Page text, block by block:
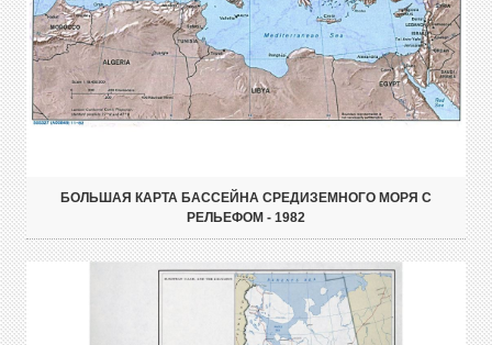
БОЛЬШАЯ КАРТА БАССЕЙНА СРЕДИЗЕМНОГО МОРЯ С
РЕЛЬЕФОМ - 1982